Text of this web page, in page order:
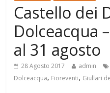
Castello dei
Dolceacqua
al 31 agosto
28 Agosto 2017 admin
Dolceacqua, Fioreventi, Giullari